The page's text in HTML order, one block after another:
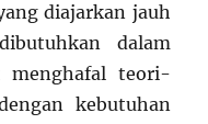
diajarkan jauh
dalam
menghafal teori-
kebutuhan